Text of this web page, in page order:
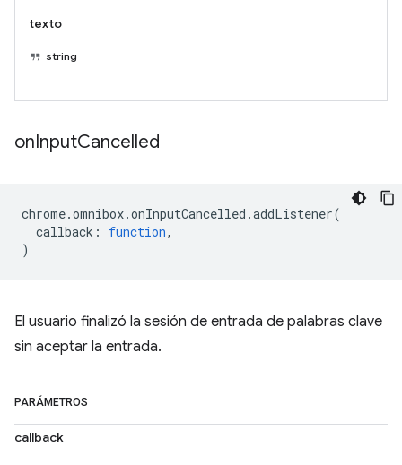
texto
string
onInputCancelled
chrome.omnibox.onInputCancelled .addListener(
callback : function,
)
El usuario finalizó la sesión de entrada de palabras clave
sin aceptar la entrada.
PARÁMETROS
callback